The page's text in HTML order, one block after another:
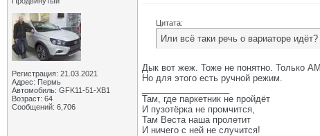
Регистрация: 21.03.2021
Адрес: Пермь
Автомобиль: GFK11-51-ХВ1
Возраст: 64
Сообщений: 6,706
Цитата:
Или всё таки речь о вариаторе идёт?
Дык вот жеж. Тоже не понятно. Только
Но для этого есть ручной режим.
Там, где паркетник не пройдёт
И пузотёрка не промчится,
Там Веста наша пролетит
И ничего с ней не случится!